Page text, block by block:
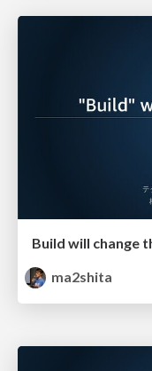
Build will change
ma2shita